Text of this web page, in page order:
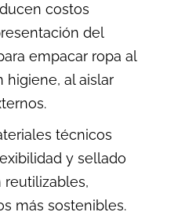
costos
del
empacar ropa al
higiene, al aislar
técnicos
y sellado
más sostenibles.